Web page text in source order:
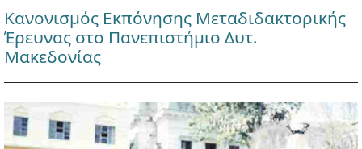
Κανονισμός Εκπόνησης Μεταδιδακτορικής
Έρευνας στο Πανεπιστήμιο Δυτ.
Μακεδονίας